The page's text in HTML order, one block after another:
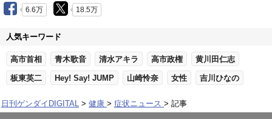
6.6万 18.5万
人気キーワード
高市首相 青木歌音 清水アキラ 高市政権 黄川田仁志
板東英二 Hey! Say! JUMP 山崎怜奈 女性 吉川ひなの
日刊ゲンダイDIGITAL 健康 症状ニュース 記事